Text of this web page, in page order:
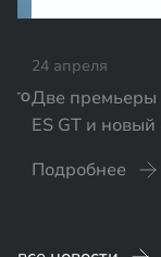
Две премьеры
ES GT и новый